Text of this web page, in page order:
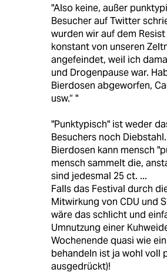
"Also keine, außer
Besucher auf Twitter
wurden wir auf dem
konstant von unseren
angefeindet, weil ich
und Drogenpause war.
Bierdosen abgeworfen,
usw.“ "
"Punktypisch" ist weder
Besuchers noch
Bierdosen kann mensch
mensch sammelt die,
sind jedesmal 25 ct. ...
Falls das Festival durch
Mitwirkung von CDU und
wäre das schlicht und
Umnutzung einer
Wochenende quasi wie
behandeln ist ja wohl voll
ausgedrückt)!